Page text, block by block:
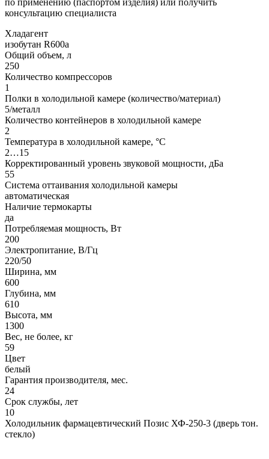
консультацию специалиста
Хладагент
изобутан R600a
Общий объем, л
250
Количество компрессоров
1
Полки в холодильной камере (количество/материал)
5/металл
Количество контейнеров в холодильной камере
2
Температура в холодильной камере, °С
2…15
Корректированный уровень звуковой мощности, дБа
55
Система оттаивания холодильной камеры
автоматическая
Наличие термокарты
да
Потребляемая мощность, Вт
200
Электропитание, В/Гц
220/50
Ширина, мм
600
Глубина, мм
610
Высота, мм
1300
Вес, не более, кг
59
Цвет
белый
Гарантия производителя, мес.
24
Срок службы, лет
10
Холодильник фармацевтический Позис ХФ-250-3 (дверь тон.
стекло)